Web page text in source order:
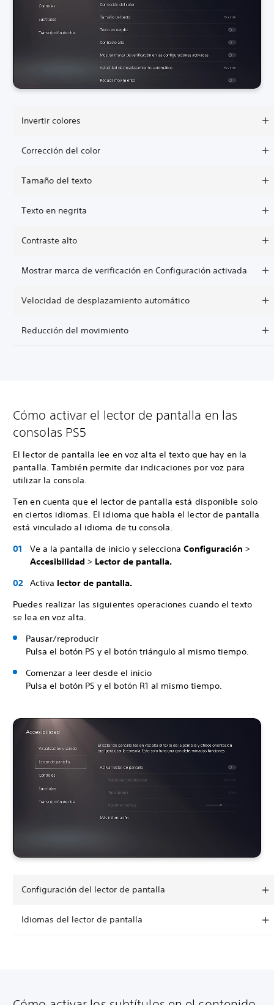
Invertir colores
Corrección del color
Tamaño del texto
Texto en negrita
Contraste alto
Mostrar marca de verificación en Configuración activada
Velocidad de desplazamiento automático
Reducción del movimiento
Cómo activar el lector de pantalla en las
consolas PS5
El lector de pantalla lee en voz alta el texto que hay en la
pantalla. También permite dar indicaciones por voz para
utilizar la consola.
Ten en cuenta que el lector de pantalla está disponible solo
en ciertos idiomas. El idioma que habla el lector de pantalla
está vinculado al idioma de tu consola.
Ve a la pantalla de inicio y selecciona Configuración >
Accesibilidad > Lector de pantalla.
Activa lector de pantalla.
Puedes realizar las siguientes operaciones cuando el texto
se lea en voz alta.
Pausar/reproducir
Pulsa el botón PS y el botón triángulo al mismo tiempo.
Comenzar a leer desde el inicio
Pulsa el botón PS y el botón R1 al mismo tiempo.
Configuración del lector de pantalla
Idiomas del lector de pantalla